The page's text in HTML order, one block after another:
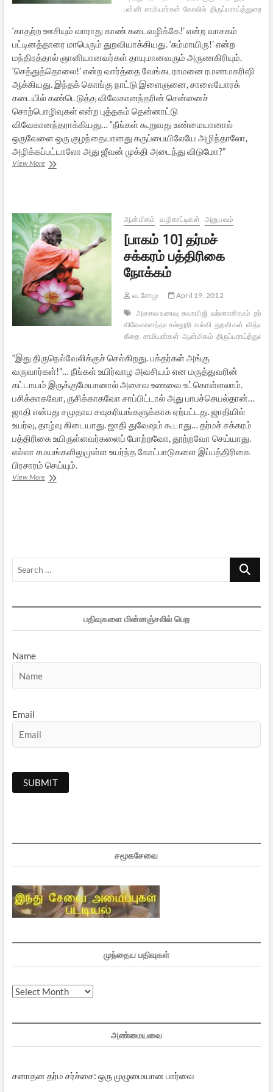
பள்ளி சாமியார்கள் கோவில் திருப்பராய்த்துறை
‘காதற்ற ஊசியும் வாராது காண் கடைவழிக்கே!’ என்ற வாசகம்
பட்டினத்தாரை மாபெரும் துறவியாக்கியது. ‘சும்மாயிரு!’ என்ற
மந்திரத்தால் ஞானியானவர்கள் தாயுமானவரும் அருணகிரியும்.
‘செத்துத்தொலை!’ என்ற வார்த்தை வேங்கடராமனை ரமணமகரிஷி
ஆக்கியது. இந்தக் கொங்கு நாட்டு இளைஞனை, சாலையோரக்
கடையில் கண்டெடுத்த விவேகானந்தரின் சென்னைச்
சொற்பொழிவுகள் என்ற புத்தகம் தென்னாட்டு
விவேகானந்தராக்கியது… “நீங்கள் கூறுவது உண்மையானால்
ஒருவேளை ஒரு குழந்தையானது கருப்பையிலேயே அழிந்தாலோ,
அழிக்கப்பட்டாலோ அது ஜீவன் முக்தி அடைந்து விடுமோ?”
View More[பாகம்
ஆன்மிகம்
வழிகாட்டிகள் அனுபவம்
[பாகம் 10] தர்மச்
சக்கரம் பத்திரிகை
நோக்கம்
வ. சோமு
April 19, 2012
அசைவ உணவு சுவாமிஜி வர்ணாசிரமம் தர்மச்
விவேகானந்தா கல்லூரி கல்வி துறவிகள்
கீதை சாமியார்கள் ஆன்மிகம் திருப்பராய்த்துறை
“இது திருநெல்வேலிக்குச் செல்கிறது. பக்தர்கள் அங்கு
வருவார்கள்!”… நீங்கள் உயிர்வாழ அவசியம் என மருத்துவரின்
கட்டாயம் இருக்குமேயானால் அசைவ உணவை உட்கொள்ளலாம்.
பசிக்காகவோ, ருசிக்காகவோ சாப்பிட்டால் அது பாபச்செயல்தான்…
ஜாதி என்பது சமுதாய சவுகரியங்களுக்காக ஏற்பட்டது. ஜாதியில்
உயர்வு, தாழ்வு கிடையாது. ஜாதி துவேஷம் கூடாது… தர்மச் சக்கரம்
பத்திரிகை உயிருள்ளவர்களைப் போற்றவோ, தூற்றவோ செய்யாது.
எல்லா சமயங்களிலுமுள்ள உயர்ந்த கோட்பாடுகளை இப்பத்திரிகை
பிரசாரம் செய்யும்.
View More[பாகம்
Search
பதிவுகளை மின்னஞ்சலில் பெற
Name
Email
சமூகசேவை
முந்தைய பதிவுகள்
முந்தைய
அண்மையவை
சனாதன தர்ம சர்ச்சை: ஒரு முழுமையான பார்வை